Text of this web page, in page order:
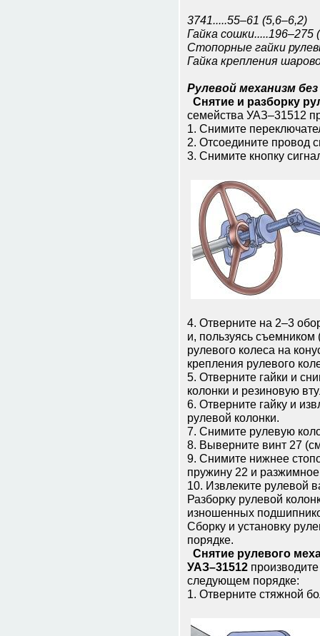
3741.....55–61 (5,6–6,2)
Гайка сошки.....196–275
Стопорные гайки
Гайка крепления
Рулевой механизм
Снятие и разборку
семейства УАЗ–31512
1. Снимите
2. Отсоедините провод
3. Снимите кнопку
4. Отверните на 2–3
и, пользуясь съемником
рулевого колеса на
крепления рулевого
5. Отверните гайки и
колонки и резиновую
6. Отверните гайку и
рулевой колонки.
7. Снимите рулевую
8. Выверните винт 27
9. Снимите нижнее
пружину 22 и
10. Извлеките рулевой
Разборку рулевой
изношенных
Сборку и установку
порядке.
Снятие рулевого
УАЗ–31512
следующем порядке:
1. Отверните стяжной